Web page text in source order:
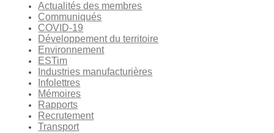
Actualités des membres
Communiqués
COVID-19
Développement du territoire
Environnement
ESTim
Industries manufacturières
Infolettres
Mémoires
Rapports
Recrutement
Transport